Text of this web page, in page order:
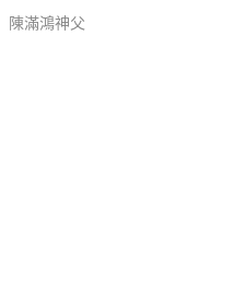
陳滿鴻神父